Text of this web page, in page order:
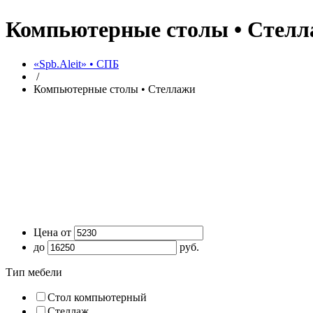
Компьютерные столы •
«Spb.Aleit» • СПБ
/
Компьютерные столы • Стеллажи
Цена от
до
руб.
Тип мебели
Стол компьютерный